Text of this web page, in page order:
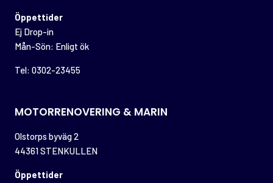
Öppettider
Ej Drop-in
Mån-Sön: Enligt ök
Tel: 0302-23455
MOTORRENOVERING & MARIN
Olstorps byväg 2
44361 STENKULLEN
Öppettider